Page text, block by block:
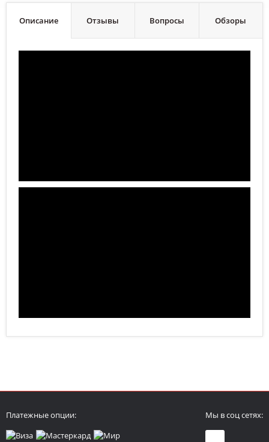
Описание Отзывы Вопросы Обзоры
Платежные опции: Мы в соц сетях: